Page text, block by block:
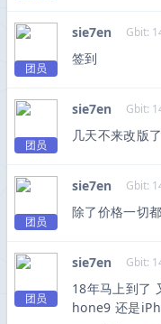
团员
sie7en Gbit:
签到
团员
sie7en Gbit:
几天不来改版
团员
sie7en Gbit:
除了价格一切
团员
sie7en Gbit:
18年马上到了
hone9 还是